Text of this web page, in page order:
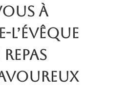
à
l’Évêque